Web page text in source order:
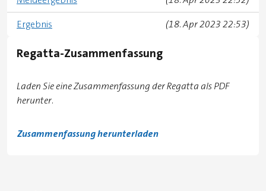
Ergebnis
(18. Apr 2023 22:53)
Regatta-Zusammenfassung
Laden Sie eine Zusammenfassung der Regatta als PDF
herunter.
Zusammenfassung herunterladen